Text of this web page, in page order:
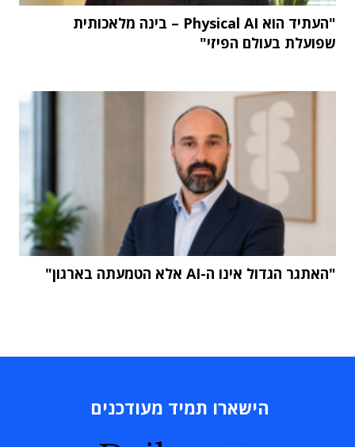
"העתיד הוא Physical AI – בינה מלאכותית
שפועלת בעולם הפיזי"
"האתגר הגדול אינו ה-AI אלא הטמעתה בארגון"
הישארו תמיד מעודכנים